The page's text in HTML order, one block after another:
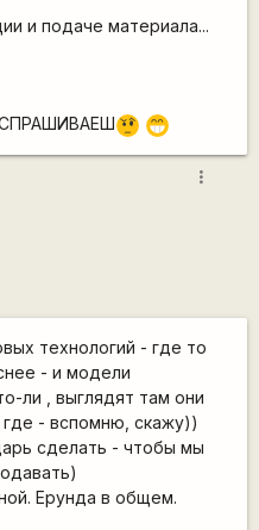
и подаче материала...
СПРАШИВАЕШ??? ;D
more_vert
технологий - где то
- и модели
ли , выглядят там они
- вспомню, скажу))
сделать - чтобы мы
Ерунда в общем.